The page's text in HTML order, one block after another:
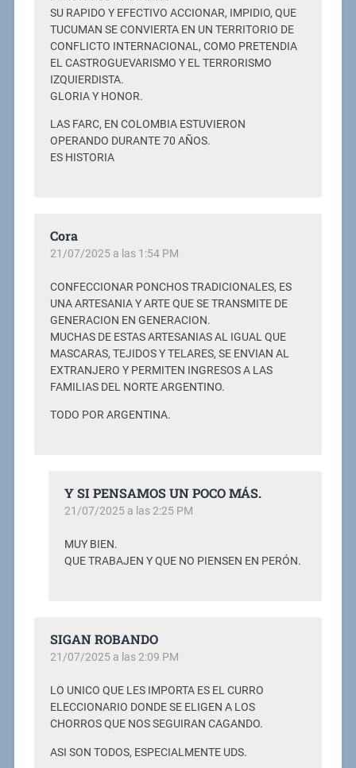
SU RAPIDO Y EFECTIVO ACCIONAR, IMPIDIO, QUE
TUCUMAN SE CONVIERTA EN UN TERRITORIO DE
CONFLICTO INTERNACIONAL, COMO PRETENDIA
EL CASTROGUEVARISMO Y EL TERRORISMO
IZQUIERDISTA.
GLORIA Y HONOR.
LAS FARC, EN COLOMBIA ESTUVIERON
OPERANDO DURANTE 70 AÑOS.
ES HISTORIA
Cora
21/07/2025 a las 1:54 PM
CONFECCIONAR PONCHOS TRADICIONALES, ES
UNA ARTESANIA Y ARTE QUE SE TRANSMITE DE
GENERACION EN GENERACION.
MUCHAS DE ESTAS ARTESANIAS AL IGUAL QUE
MASCARAS, TEJIDOS Y TELARES, SE ENVIAN AL
EXTRANJERO Y PERMITEN INGRESOS A LAS
FAMILIAS DEL NORTE ARGENTINO.
TODO POR ARGENTINA.
Y SI PENSAMOS UN POCO MÁS.
21/07/2025 a las 2:25 PM
MUY BIEN.
QUE TRABAJEN Y QUE NO PIENSEN EN PERÓN.
SIGAN ROBANDO
21/07/2025 a las 2:09 PM
LO UNICO QUE LES IMPORTA ES EL CURRO
ELECCIONARIO DONDE SE ELIGEN A LOS
CHORROS QUE NOS SEGUIRAN CAGANDO.
ASI SON TODOS, ESPECIALMENTE UDS.